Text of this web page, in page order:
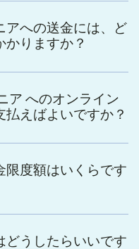
アへの送金には、ど
かりますか？
ア へのオンライン
えばよいですか？
限度額はいくらです
どうしたらいいです